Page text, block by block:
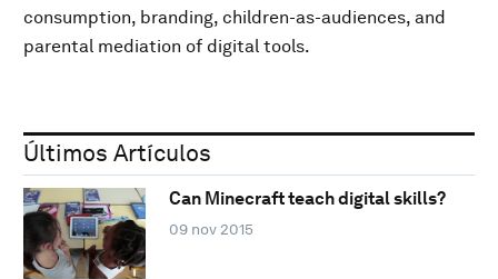
consumption, branding, children-as-audiences, and
parental mediation of digital tools.
Últimos Artículos
Can Minecraft teach digital skills?
09 nov 2015